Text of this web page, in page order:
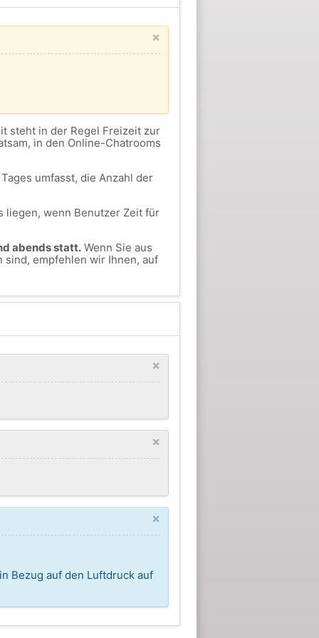
×
steht in der Regel Freizeit zur
in den Online-Chatrooms
umfasst, die Anzahl der
liegen, wenn Benutzer Zeit für
abends statt.Wenn Sie aus
empfehlen wir Ihnen, auf
×
×
×
Bezug auf den Luftdruck auf